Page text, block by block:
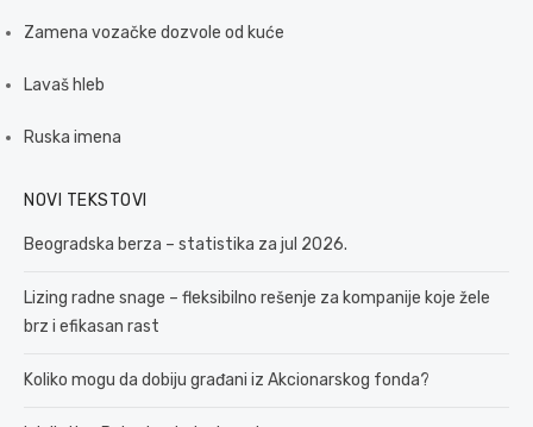
Zamena vozačke dozvole od kuće
Lavaš hleb
Ruska imena
NOVI TEKSTOVI
Beogradska berza – statistika za jul 2026.
Lizing radne snage – fleksibilno rešenje za kompanije koje žele
brz i efikasan rast
Koliko mogu da dobiju građani iz Akcionarskog fonda?